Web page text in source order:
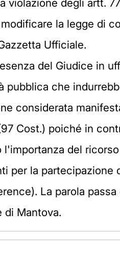
violazione degli artt.
la legge di
Ufficiale.
del Giudice in
pubblica che
considerata
Cost.) poiché in
del
per la
La parola
di Mantova.